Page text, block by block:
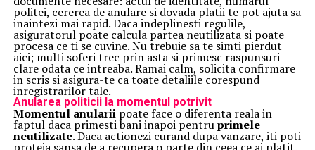
politei, cererea de anulare si dovada platii te pot ajuta sa
inaintezi mai rapid. Daca indeplinesti regulile,
asiguratorul poate calcula partea neutilizata si poate
procesa ce ti se cuvine. Nu trebuie sa te simti pierdut
aici; multi soferi trec prin asta si primesc raspunsuri
clare odata ce intreaba. Ramai calm, solicita confirmare
in scris si asigura-te ca toate detaliile corespund
inregistrarilor tale.
Anularea politicii la momentul potrivit
Momentul anulariipoate face o diferenta reala in
faptul daca primesti bani inapoi pentruprimele
neutilizate. Daca actionezi curand dupa vanzare, iti poti